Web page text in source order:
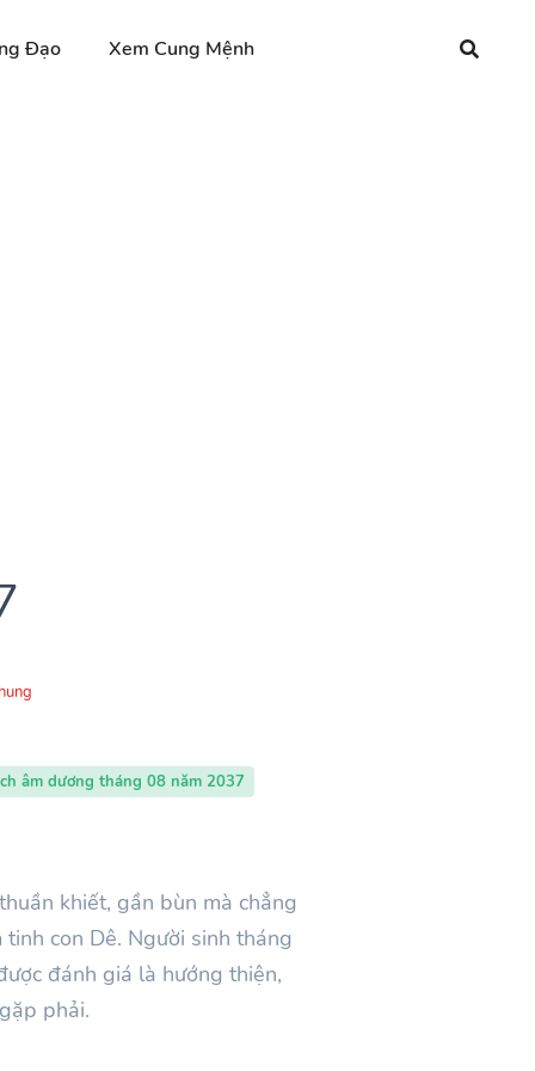
Đạo Xem Cung Mệnh
âm dương tháng 08 năm 2037
khiết, gần bùn mà chẳng
con Dê. Người sinh tháng
đánh giá là hướng thiện,
phải.